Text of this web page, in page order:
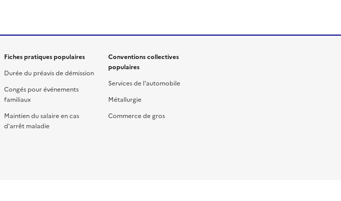
Fiches pratiques populaires
Durée du préavis de démission
Congés pour événements
familiaux
Maintien du salaire en cas
d'arrêt maladie
Conventions collectives
populaires
Services de l'automobile
Métallurgie
Commerce de gros